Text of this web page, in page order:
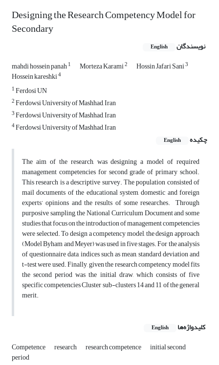
Designing the Research Competency Model for
Secondary
نویسندگان English
mahdi hossein panah1 Morteza Karami2 Hossin Jafari Sani3
Hossein kareshki4
1Ferdosi UN
2Ferdowsi University of Mashhad, Iran
3Ferdowsi University of Mashhad, Iran
4Ferdowsi University of Mashhad, Iran
چکیده
English
The aim of the research, was designing a model of required
management competencies for second grade of primary school.
This research is a descriptive survey. The population consisted of
mail documents of the educational system, domestic and foreign
experts’ opinions and the results of some researches. Through
purposive sampling, the National Curriculum Document and some
studies that focus on the introduction of management competencies
were selected. To design a competency model, the design approach
(Model Byham and Meyer) was used in five stages. For the analysis
of questionnaire data, indices such as mean, standard deviation and
t-test were used. Finally, given the research competency model fits
the second period was the initial draw, which consists of five
specific competencies Cluster sub-clusters 14 and 11 of the general
merit.
کلیدواژه‌ها English
Competence research research competence initial second
period